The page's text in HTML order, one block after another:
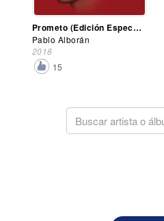
Prometo (Edición Especial)
Pablo Alborán
2018
15